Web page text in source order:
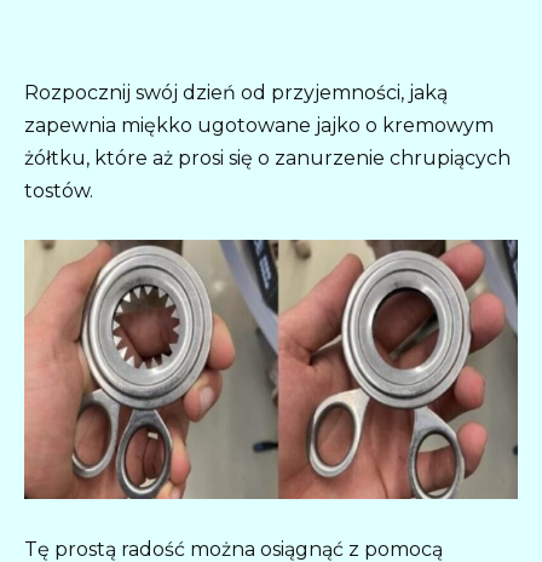
Rozpocznij swój dzień od przyjemności, jaką
zapewnia miękko ugotowane jajko o kremowym
żółtku, które aż prosi się o zanurzenie chrupiących
tostów.
Tę prostą radość można osiągnąć z pomocą